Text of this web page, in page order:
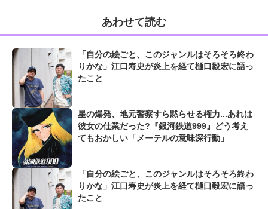
あわせて読む
「自分の絵ごと、このジャンルはそろそろ終わ
りかな」江口寿史が炎上を経て樋口毅宏に語っ
たこと
星の爆発、地元警察すら黙らせる権力...あれは
彼女の仕業だった?『銀河鉄道999』どう考え
てもおかしい「メーテルの意味深行動」
「自分の絵ごと、このジャンルはそろそろ終わ
りかな」江口寿史が炎上を経て樋口毅宏に語っ
たこと